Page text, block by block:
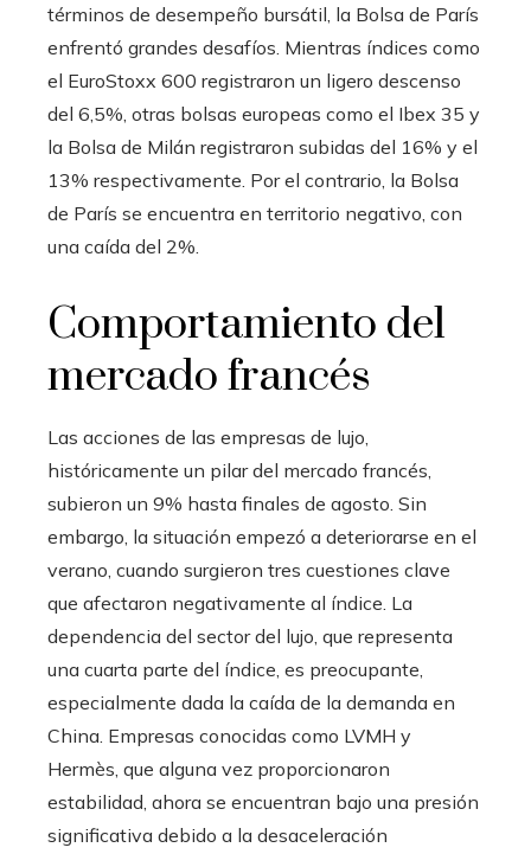
términos de desempeño bursátil, la Bolsa de París
enfrentó grandes desafíos. Mientras índices como
el EuroStoxx 600 registraron un ligero descenso
del 6,5%, otras bolsas europeas como el Ibex 35 y
la Bolsa de Milán registraron subidas del 16% y el
13% respectivamente. Por el contrario, la Bolsa
de París se encuentra en territorio negativo, con
una caída del 2%.
Comportamiento del
mercado francés
Las acciones de las empresas de lujo,
históricamente un pilar del mercado francés,
subieron un 9% hasta finales de agosto. Sin
embargo, la situación empezó a deteriorarse en el
verano, cuando surgieron tres cuestiones clave
que afectaron negativamente al índice. La
dependencia del sector del lujo, que representa
una cuarta parte del índice, es preocupante,
especialmente dada la caída de la demanda en
China. Empresas conocidas como LVMH y
Hermès, que alguna vez proporcionaron
estabilidad, ahora se encuentran bajo una presión
significativa debido a la desaceleración